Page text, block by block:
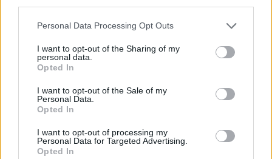
Please note that this website/app uses one or more Google
not limited to your visit or usage behaviour. You may click to
grant or deny consent to Google and its third-party tags to
use your data for below specified purposes in below Google
consent section.
Personal Data Processing Opt Outs
I want to opt-out of the Sharing of my
personal data.
Opted In
I want to opt-out of the Sale of my
Personal Data.
Opted In
I want to opt-out of processing my
Personal Data for Targeted Advertising.
Opted In
αντίστοιχα.
Γιατί πέφτει η τιμή του φυσικού αερίου
Η καλή προετοιμασία της Ευρώπης που είχε γεμίσει τις
αποθήκες με LNG από την αρχή του χειμώνα, ο ήπιος
χειμώνας και κυρίως η ύφεση στην Κίνα, ώθησε τις
προηγούμενες μέρες τις τιμές του φυσικού αερίου προς
Χθες η τιμή του φυσικού αερίου επέστρεψε στα προ της